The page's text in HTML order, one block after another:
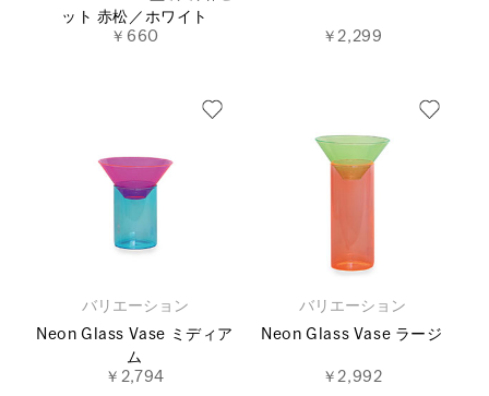
ット 赤松／ホワイト
￥660
￥2,299
バリエーション
Neon Glass Vase ミディア
ム
￥2,794
バリエーション
Neon Glass Vase ラージ
￥2,992